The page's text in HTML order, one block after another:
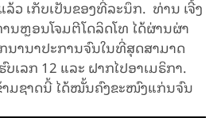
ວ ເກັບ​ເປັນ​ຂອງທີ່​ລະ​ນຶກ. ທ່ານ ເຈີ້ງ​
ນຫຼອນ​ໂຈມ​ຕີ​ໂດລິດໂທ ໄດ້​ຜ່ານ​ຜ່າ​
ນານາ​ປະ​ການຈົນໃນທີ່ສຸດສາມາດ
ເລກ​ 12 ແລະ ຝາກ​ໄປ​ອາ​ເມ​ຣິ​ກາ.
າມ​ຊາດ​ນີ້ ໄດ້​ໝັ້ນ​ຄົງ​ຂະ​ໜົງ​ແກ່ນຈົນ​